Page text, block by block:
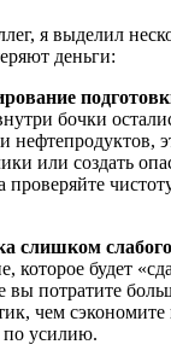
я выделил
деньги:
бочки
нефтепродуктов,
или создать
проверяйте
слабого
которое будет
вы потратите
чем
по усилию.